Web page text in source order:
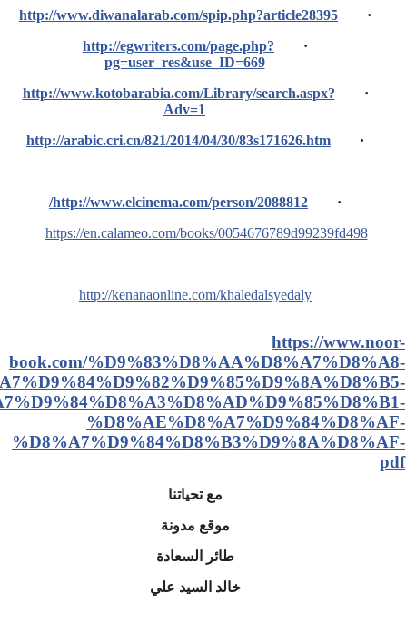
·
http://www.diwanalarab.com/spip.php?article28395
·
http://egwriters.com/page.php?
pg=user_res&use_ID=669
·
http://www.kotobarabia.com/Library/search.aspx?
Adv=1
·
http://arabic.cri.cn/821/2014/04/30/83s171626.htm
·
http://www.elcinema.com/person/2088812/
https://en.calameo.com/books/0054676789d99239fd498
http://kenanaonline.com/khaledalsyedaly
https://www.noor-
book.com/%D9%83%D8%AA%D8%A7%D8%A8-
%D8%AE%D8%A7%D9%84%D8%AF-
%D8%A7%D9%84%D8%B3%D9%8A%D8%AF-
pdf
مع تحياتنا
موقع مدونة
طائر السعادة
خالد السيد علي